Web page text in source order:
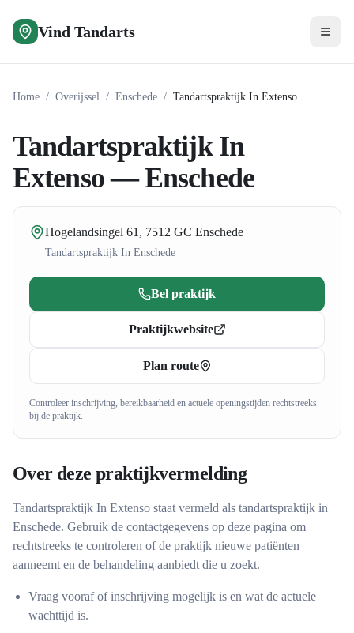
Vind Tandarts
Home / Overijssel / Enschede / Tandartspraktijk In Extenso
Tandartspraktijk In
Extenso — Enschede
Hogelandsingel 61, 7512 GC Enschede
Tandartspraktijk In Enschede
Bel praktijk
Praktijkwebsite
Plan route
Controleer inschrijving, bereikbaarheid en actuele openingstijden rechtstreeks
bij de praktijk.
Over deze praktijkvermelding
Tandartspraktijk In Extenso staat vermeld als tandartspraktijk in
Enschede. Gebruik de contactgegevens op deze pagina om
rechtstreeks te controleren of de praktijk nieuwe patiënten
aanneemt en de behandeling aanbiedt die u zoekt.
Vraag vooraf of inschrijving mogelijk is en wat de actuele
wachttijd is.